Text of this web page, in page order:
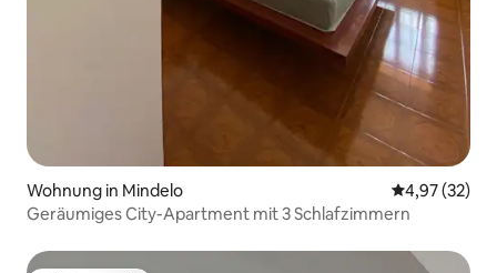
Wohnung in Mindelo
4,97 (32)
Geräumiges City-Apartment mit 3 Schlafzimmern